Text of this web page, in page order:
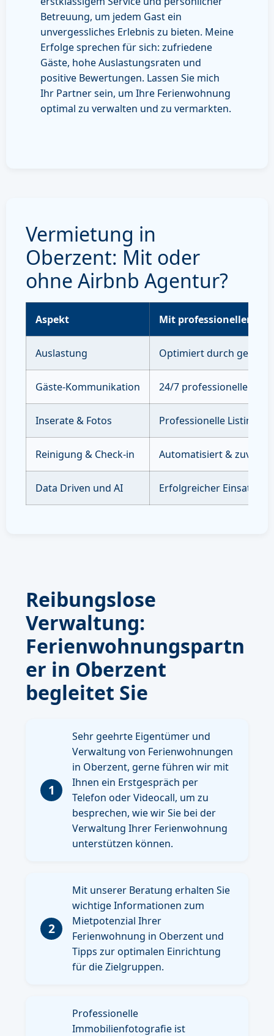
Betreuung, um jedem Gast ein
unvergessliches Erlebnis zu bieten. Meine
Erfolge sprechen für sich: zufriedene
Gäste, hohe Auslastungsraten und
positive Bewertungen. Lassen Sie mich
Ihr Partner sein, um Ihre Ferienwohnung
optimal zu verwalten und zu vermarkten.
Vermietung in
Oberzent: Mit oder
ohne Airbnb Agentur?
Aspekt Mit professioneller
Auslastung Optimiert durch
Gäste-Kommunikation 24/7 professioneller
Inserate & Fotos Professionelle Listings
Reinigung & Check-in Automatisiert &
Data Driven und AI Erfolgreicher Einsatz
Reibungslose
Verwaltung:
Ferienwohnungspartn
er in Oberzent
begleitet Sie
1
Sehr geehrte Eigentümer und
Verwaltung von Ferienwohnungen
in Oberzent, gerne führen wir mit
Ihnen ein Erstgespräch per
Telefon oder Videocall, um zu
besprechen, wie wir Sie bei der
Verwaltung Ihrer Ferienwohnung
unterstützen können.
2
Mit unserer Beratung erhalten Sie
wichtige Informationen zum
Mietpotenzial Ihrer
Ferienwohnung in Oberzent und
Tipps zur optimalen Einrichtung
für die Zielgruppen.
Professionelle
Immobilienfotografie ist